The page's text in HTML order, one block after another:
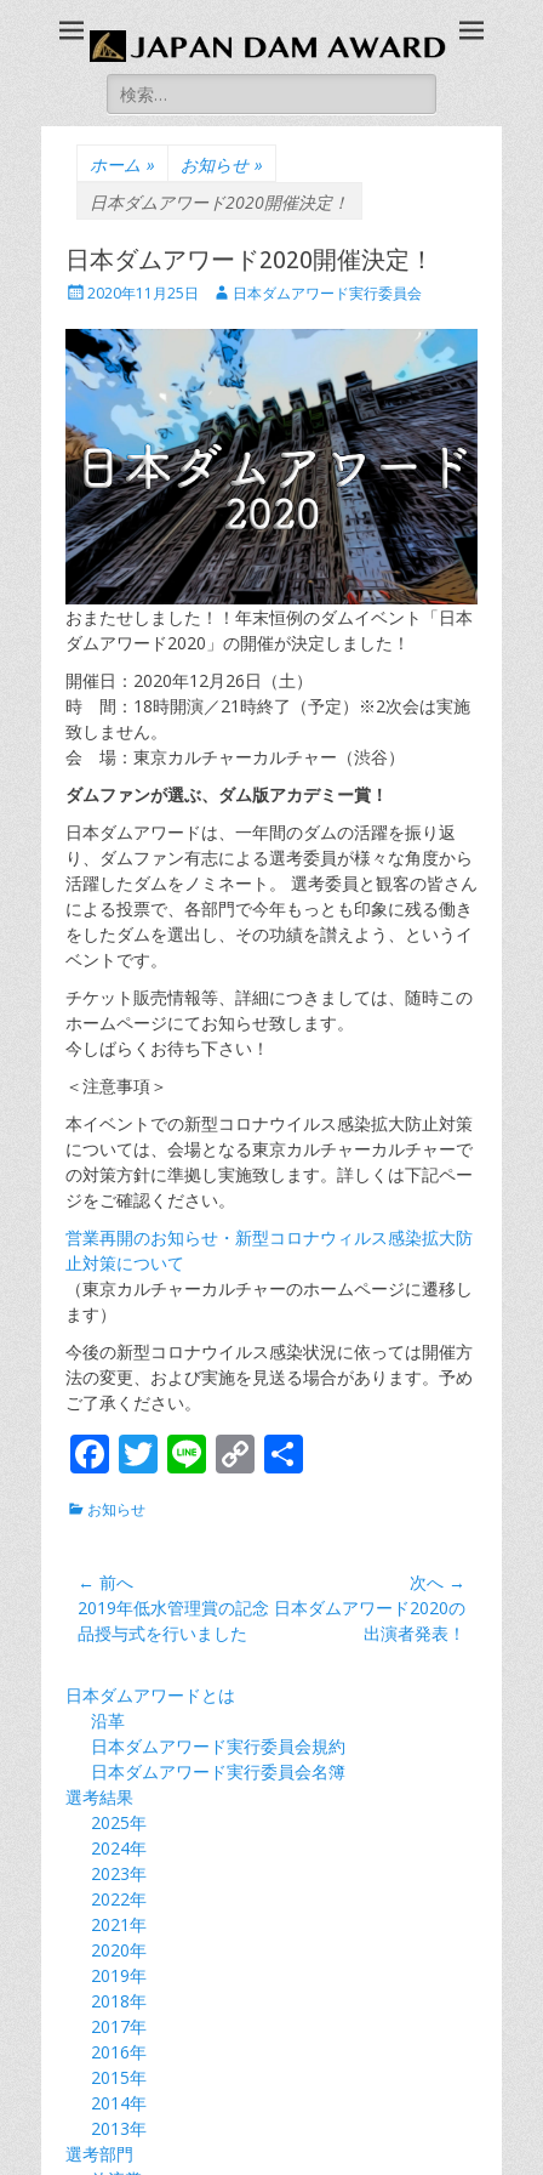
JAPAN DAM AWARD
ダムファンによる、ダム版アカデミー賞「日本ダムアワード」の公
式ホームページです。
検
索:
ホーム » お知らせ »
日本ダムアワード2020開催決定！
日本ダムアワード2020開催決定！
投
日
2020年11月25日
投
者
日本ダムアワード実行委員会
おまたせしました！！年末恒例のダムイベント「日本
ダムアワード2020」の開催が決定しました！
開催日：2020年12月26日（土）
時 間：18時開演／21時終了（予定）※2次会は実施
致しません。
会 場：東京カルチャーカルチャー（渋谷）
ダムファンが選ぶ、ダム版アカデミー賞！
日本ダムアワードは、一年間のダムの活躍を振り返
り、ダムファン有志による選考委員が様々な角度から
活躍したダムをノミネート。 選考委員と観客の皆さん
による投票で、各部門で今年もっとも印象に残る働き
をしたダムを選出し、その功績を讃えよう、というイ
ベントです。
チケット販売情報等、詳細につきましては、随時この
ホームページにてお知らせ致します。
今しばらくお待ち下さい！
＜注意事項＞
本イベントでの新型コロナウイルス感染拡大防止対策
については、会場となる東京カルチャーカルチャーで
の対策方針に準拠し実施致します。詳しくは下記ペー
ジをご確認ください。
営業再開のお知らせ・新型コロナウィルス感染拡大防
止対策について
（東京カルチャーカルチャーのホームページに遷移し
ます）
今後の新型コロナウイルス感染状況に依っては開催方
法の変更、および実施を見送る場合があります。予め
ご了承ください。
F
ac
e
b
o
o
k
T Li C
Li
カ お知らせ
投
稿
ナ
ゲ
ー
シ
ョ
ン
← 前へ
前
の
稿:
2019年低水管理賞の記念
品授与式を行いました
次へ →
次
日本ダムアワード2020の
出演者発表！
日本ダムアワードとは
沿革
日本ダムアワード実行委員会規約
日本ダムアワード実行委員会名簿
選考結果
2025年
2024年
2023年
2022年
2021年
2020年
2019年
2018年
2017年
2016年
2015年
2014年
2013年
選考部門